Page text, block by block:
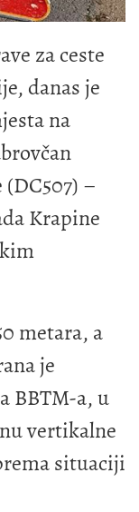
za ceste
danas je
na
–
Krapine
metara, a
je
BBTM-a, u
vertikalne
situaciji